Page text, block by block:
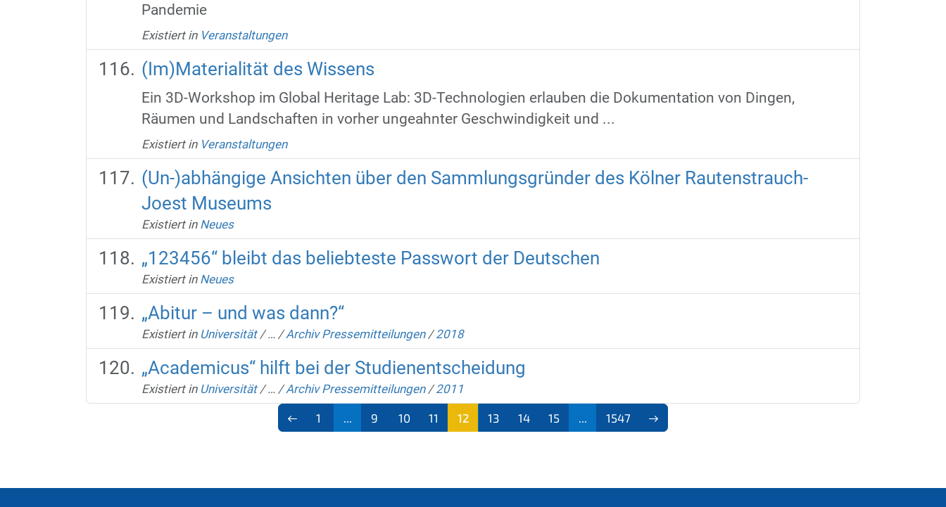
Pandemie
Existiert in Veranstaltungen
(Im)Materialität des Wissens
Ein 3D-Workshop im Global Heritage Lab: 3D-Technologien erlauben die Dokumentation von Dingen,
Räumen und Landschaften in vorher ungeahnter Geschwindigkeit und ...
Existiert in Veranstaltungen
(Un-)abhängige Ansichten über den Sammlungsgründer des Kölner Rautenstrauch-
Joest Museums
Existiert in Neues
„123456“ bleibt das beliebteste Passwort der Deutschen
Existiert in Neues
„Abitur – und was dann?“
Existiert in Universität /… /Archiv Pressemitteilungen /2018
„Academicus“ hilft bei der Studienentscheidung
Existiert in Universität /… /Archiv Pressemitteilungen /2011
1 9 10 11
12
13 14 15 1547